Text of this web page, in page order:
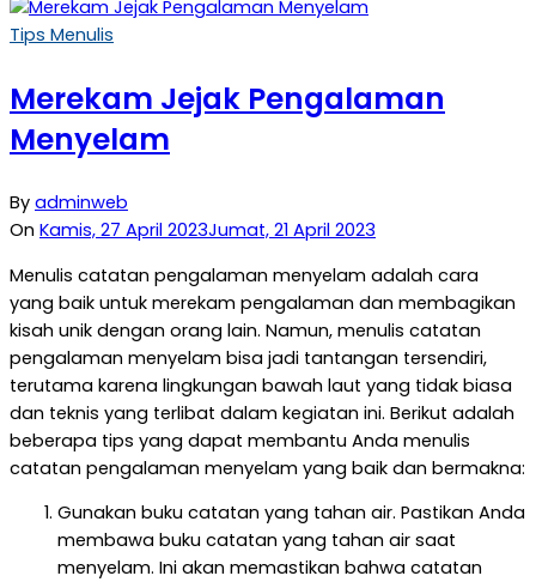
Tips Menulis
Merekam Jejak Pengalaman
Menyelam
By adminweb
On Kamis, 27 April 2023Jumat, 21 April 2023
Menulis catatan pengalaman menyelam adalah cara
yang baik untuk merekam pengalaman dan membagikan
kisah unik dengan orang lain. Namun, menulis catatan
pengalaman menyelam bisa jadi tantangan tersendiri,
terutama karena lingkungan bawah laut yang tidak biasa
dan teknis yang terlibat dalam kegiatan ini. Berikut adalah
beberapa tips yang dapat membantu Anda menulis
catatan pengalaman menyelam yang baik dan bermakna:
Gunakan buku catatan yang tahan air. Pastikan Anda
membawa buku catatan yang tahan air saat
menyelam. Ini akan memastikan bahwa catatan